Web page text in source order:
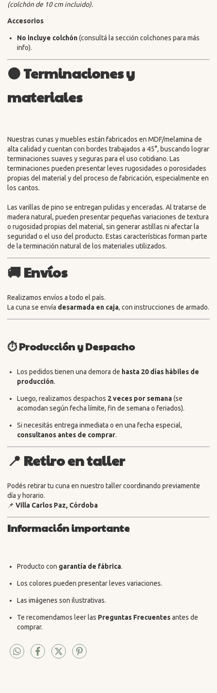
(colchón de 10 cm incluido).
Accesorios
No incluye colchón(consultá la sección colchones para más
info).
🟤 Terminaciones y
materiales
Nuestras cunas y muebles están fabricados en MDF/melamina de
alta calidad y cuentan con bordes trabajados a 45°, buscando lograr
terminaciones suaves y seguras para el uso cotidiano. Las
terminaciones pueden presentar leves rugosidades o porosidades
propias del material y del proceso de fabricación, especialmente en
los cantos.
Las varillas de pino se entregan pulidas y enceradas. Al tratarse de
madera natural, pueden presentar pequeñas variaciones de textura
o rugosidad propias del material, sin generar astillas ni afectar la
seguridad o el uso del producto. Estas características forman parte
de la terminación natural de los materiales utilizados.
🚚Envíos
Realizamos envíos a todo el país.
La cuna se envía desarmada en caja, con instrucciones de armado.
⏱️ Producción y Despacho
Los pedidos tienen una demora de hasta 20 días hábiles de
producción.
Luego, realizamos despachos 2 veces por semana(se
acomodan según fecha límite, fin de semana o feriados).
Si necesitás entrega inmediata o en una fecha especial,
consultanos antes de comprar.
📍 Retiro en taller
Podés retirar tu cuna en nuestro taller coordinando previamente
día y horario.
📌 Villa Carlos Paz, Córdoba
Información importante
Producto con garantía de fábrica.
Los colores pueden presentar leves variaciones.
Las imágenes son ilustrativas.
Te recomendamos leer las Preguntas Frecuentesantes de
comprar.